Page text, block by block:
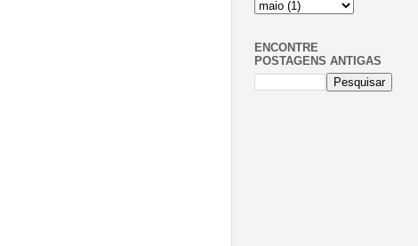
ENCONTRE
POSTAGENS ANTIGAS